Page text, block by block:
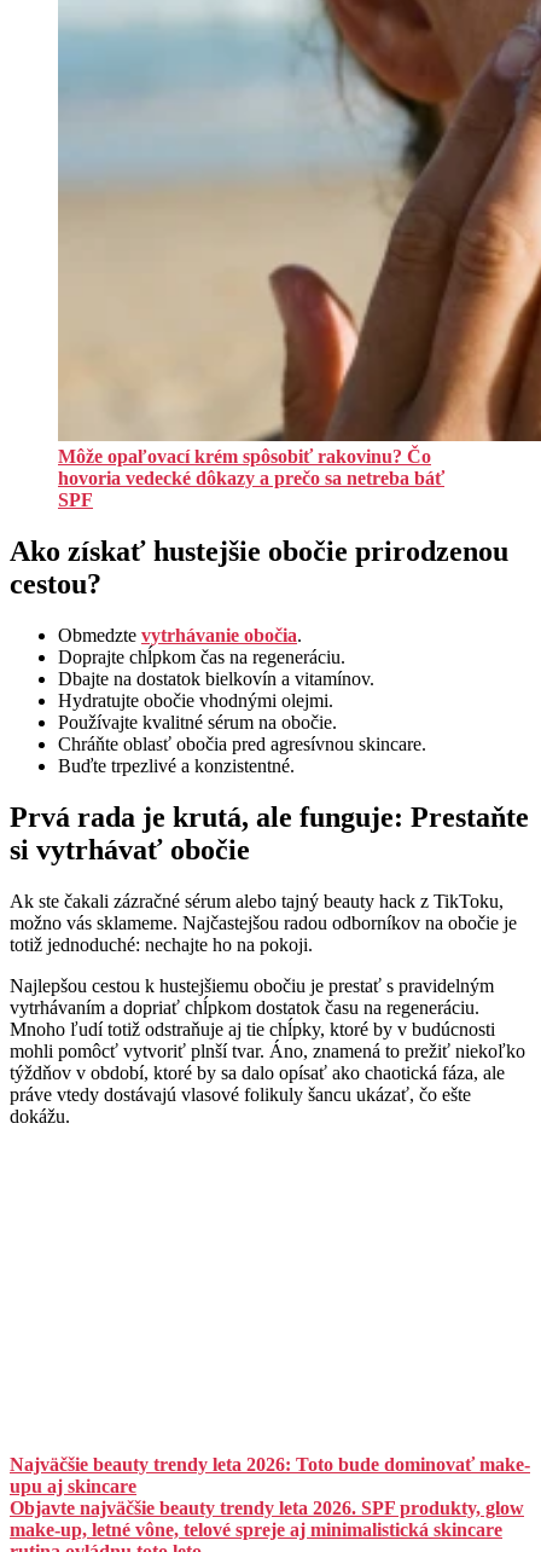
Môže opaľovací krém spôsobiť rakovinu? Čo
hovoria vedecké dôkazy a prečo sa netreba báť
SPF
Ako získať hustejšie obočie prirodzenou
cestou?
Obmedzte vytrhávanie obočia.
Doprajte chĺpkom čas na regeneráciu.
Dbajte na dostatok bielkovín a vitamínov.
Hydratujte obočie vhodnými olejmi.
Používajte kvalitné sérum na obočie.
Chráňte oblasť obočia pred agresívnou skincare.
Buďte trpezlivé a konzistentné.
Prvá rada je krutá, ale funguje: Prestaňte
si vytrhávať obočie
Ak ste čakali zázračné sérum alebo tajný beauty hack z TikToku,
možno vás sklameme. Najčastejšou radou odborníkov na obočie je
totiž jednoduché: nechajte ho na pokoji.
Najlepšou cestou k hustejšiemu obočiu je prestať s pravidelným
vytrhávaním a dopriať chĺpkom dostatok času na regeneráciu.
Mnoho ľudí totiž odstraňuje aj tie chĺpky, ktoré by v budúcnosti
mohli pomôcť vytvoriť plnší tvar. Áno, znamená to prežiť niekoľko
týždňov v období, ktoré by sa dalo opísať ako chaotická fáza, ale
práve vtedy dostávajú vlasové folikuly šancu ukázať, čo ešte
dokážu.
Najväčšie beauty trendy leta 2026: Toto bude dominovať make-
upu aj skincare
Objavte najväčšie beauty trendy leta 2026. SPF produkty, glow
make-up, letné vône, telové spreje aj minimalistická skincare